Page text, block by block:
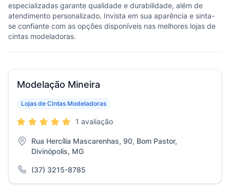
especializadas garante qualidade e durabilidade, além de
atendimento personalizado. Invista em sua aparência e sinta-
se confiante com as opções disponíveis nas melhores lojas de
cintas modeladoras.
Modelação Mineira
Lojas de Cintas Modeladoras
1 avaliação
Rua Hercília Mascarenhas, 90, Bom Pastor,
Divinópolis, MG
(37) 3215-8785